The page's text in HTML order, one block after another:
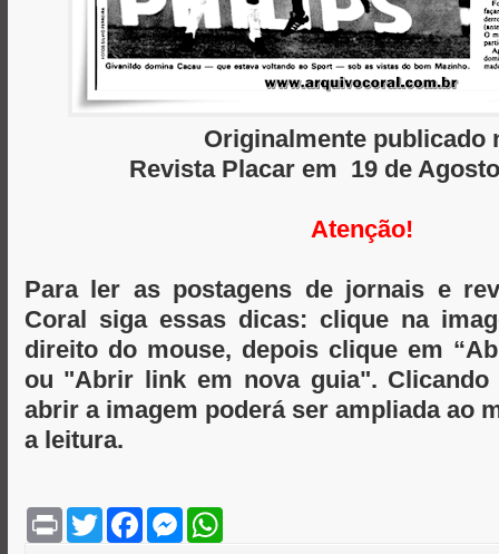
Originalmente publicado
Revista Placar em 19 de
Atenção!
Para ler as postagens de jornais e
Coral siga essas dicas: clique na
direito do mouse, depois clique em
ou "Abrir link em nova guia". Clicando
abrir a imagem poderá ser ampliada ao
a leitura.
P
T
w
F
M
W